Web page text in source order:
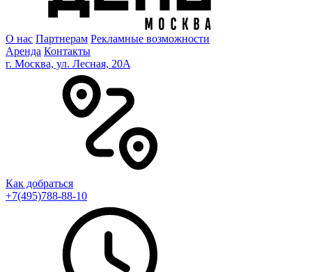
О нас Партнерам Рекламные возможности
Аренда Контакты
г. Москва, ул. Лесная, 20A
Как добраться
+7(495)788-88-10